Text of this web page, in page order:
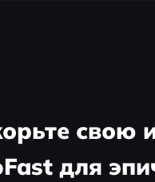
свою
для